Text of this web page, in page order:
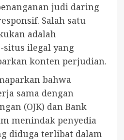
judi daring
Salah satu
adalah
ilegal yang
konten perjudian.
bahwa
sama dengan
(OJK) dan Bank
menindak penyedia
diduga terlibat dalam